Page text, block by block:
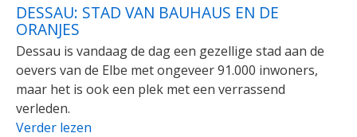
DESSAU: STAD VAN BAUHAUS EN DE
ORANJES
Dessau is vandaag de dag een gezellige stad aan de
oevers van de Elbe met ongeveer 91.000 inwoners,
maar het is ook een plek met een verrassend
verleden.
Verder lezen